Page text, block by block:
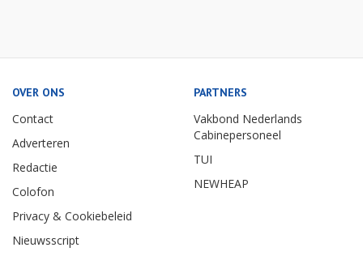
OVER ONS
Contact
Adverteren
Redactie
Colofon
Privacy & Cookiebeleid
Nieuwsscript
PARTNERS
Vakbond Nederlands
Cabinepersoneel
TUI
NEWHEAP